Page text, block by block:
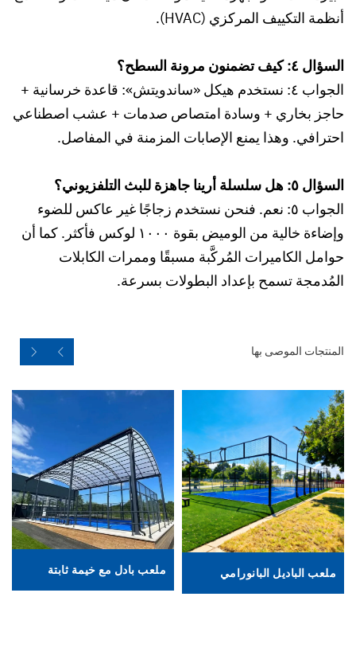
أنظمة التكييف المركزي (HVAC).
السؤال ٤: كيف تضمنون مرونة السطح؟
الجواب ٤: نستخدم هيكل «ساندويتش»: قاعدة خرسانية +
حاجز بخاري + وسادة امتصاص صدمات + عشب اصطناعي
احترافي. وهذا يمنع الإصابات المزمنة في المفاصل.
السؤال ٥: هل سلسلة أرينا جاهزة للبث التلفزيوني؟
الجواب ٥: نعم. فنحن نستخدم زجاجًا غير عاكس للضوء
وإضاءة خالية من الوميض بقوة ١٠٠٠ لوكس فأكثر. كما أن
حوامل الكاميرات المُركَّبة مسبقًا وممرات الكابلات
المُدمجة تسمح بإعداد البطولات بسرعة.
المنتجات الموصى بها
ملعب الباديل البانورامي ملعب بادل مع خيمة ثابتة